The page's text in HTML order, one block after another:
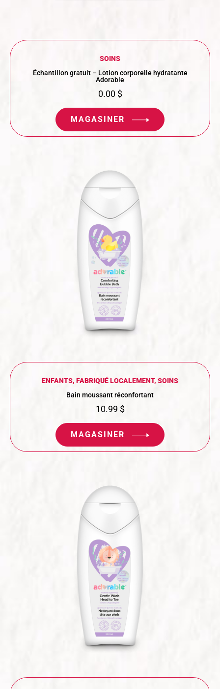
SOINS
Échantillon gratuit – Lotion corporelle hydratante
Adorable
0.00$
MAGASINER
ENFANTS, FABRIQUÉ LOCALEMENT, SOINS
Bain moussant réconfortant
10.99 $
MAGASINER